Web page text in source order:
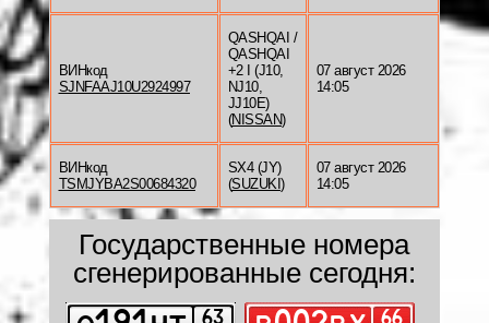
ВИНкод
SJNFAAJ10U2924997
QASHQAI /
QASHQAI
+2 I (J10,
NJ10,
JJ10E)
(NISSAN)
07 август 2026
14:05
ВИНкод
TSMJYBA2S00684320
SX4 (JY)
(SUZUKI )
07 август 2026
14:05
Государственные номера
сгенерированные сегодня: